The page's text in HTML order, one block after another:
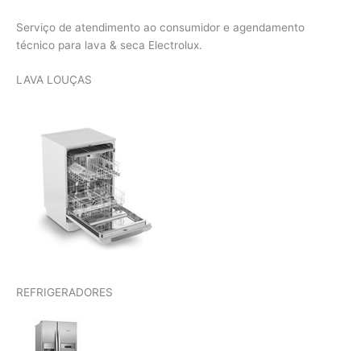
Serviço de atendimento ao consumidor e agendamento
técnico para lava & seca Electrolux.
LAVA LOUÇAS
REFRIGERADORES